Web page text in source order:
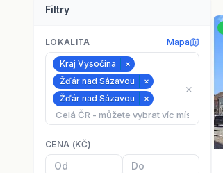
Filtry
LOKALITA Mapa
Kraj Vysočina
×
Žďár nad Sázavou
×
Žďár nad Sázavou
×
⨯
CENA (KČ)